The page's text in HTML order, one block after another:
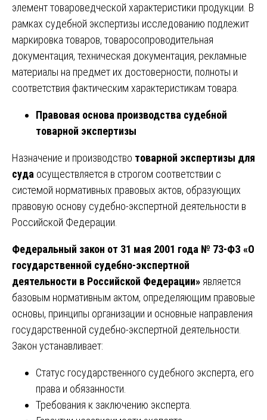
элемент товароведческой характеристики продукции. В
рамках судебной экспертизы исследованию подлежит
маркировка товаров, товаросопроводительная
документация, техническая документация, рекламные
материалы на предмет их достоверности, полноты и
соответствия фактическим характеристикам товара.
Правовая основа производства судебной
товарной экспертизы
Назначение и производство товарной экспертизы для
суда осуществляется в строгом соответствии с
системой нормативных правовых актов, образующих
правовую основу судебно-экспертной деятельности в
Российской Федерации.
Федеральный закон от 31 мая 2001 года № 73-ФЗ «О
государственной судебно-экспертной
деятельности в Российской Федерации» является
базовым нормативным актом, определяющим правовые
основы, принципы организации и основные направления
государственной судебно-экспертной деятельности.
Закон устанавливает:
Статус государственного судебного эксперта, его
права и обязанности.
Требования к заключению эксперта.